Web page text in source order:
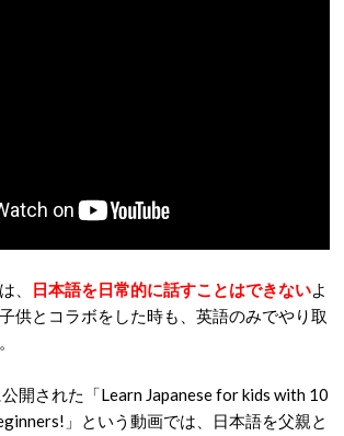
、 日本語を日常的に話すことはできないよ
供とコラボをした時も、英語のみでやり取
開された「Learn Japanese for kids with 10
」という動画では、日本語を父親と